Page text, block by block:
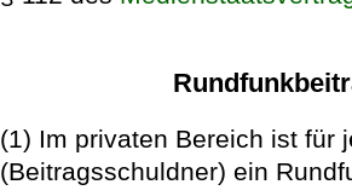
(1) Im privaten Bereich ist für
(Beitragsschuldner) ein